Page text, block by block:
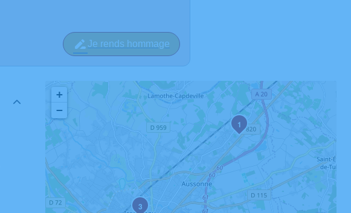
Je rends hommage
1
3
+
−